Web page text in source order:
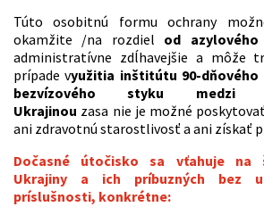
Túto osobitnú formu ochrany
okamžite /na rozdiel od azylového
administratívne zdĺhavejšie a môže
prípade využitia inštitútu 90-dňového
bezvízového styku medzi
Ukrajinou zasa nie je možné
ani zdravotnú starostlivosť a ani získať
Dočasné útočisko sa vťahuje na
Ukrajiny a ich príbuzných bez
príslušnosti, konkrétne: